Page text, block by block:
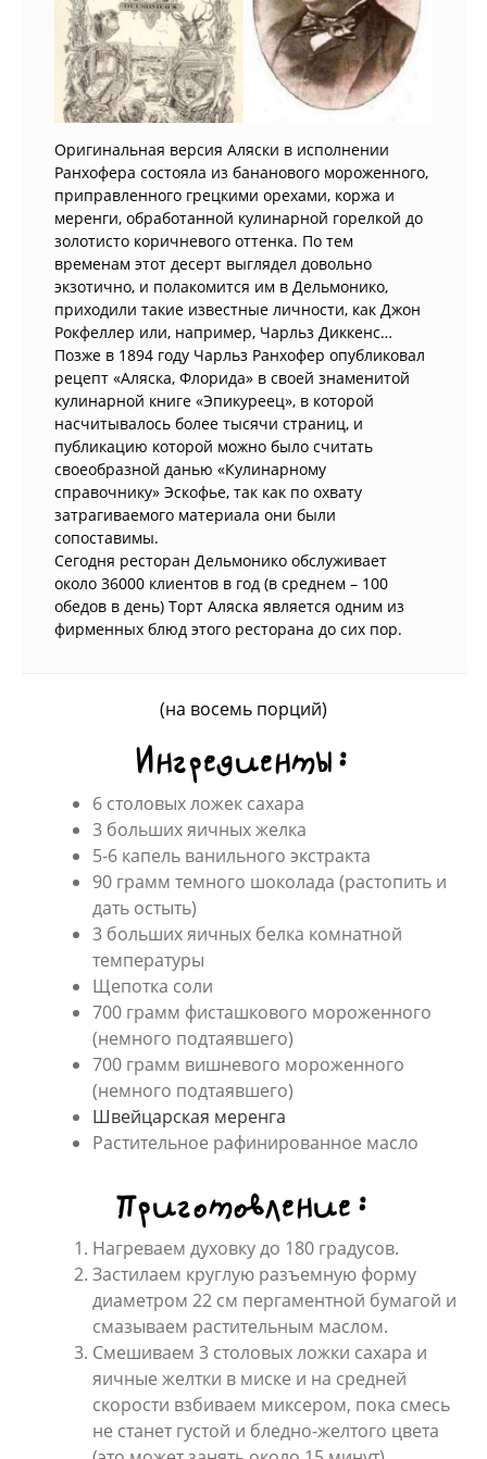
Оригинальная версия Аляски в исполнении
Ранхофера состояла из бананового мороженного,
приправленного грецкими орехами, коржа и
меренги, обработанной кулинарной горелкой до
золотисто коричневого оттенка. По тем
временам этот десерт выглядел довольно
экзотично, и полакомится им в Дельмонико,
приходили такие известные личности, как Джон
Рокфеллер или, например, Чарльз Диккенс…
Позже в 1894 году Чарльз Ранхофер опубликовал
рецепт «Аляска, Флорида» в своей знаменитой
кулинарной книге «Эпикуреец», в которой
насчитывалось более тысячи страниц, и
публикацию которой можно было считать
своеобразной данью «Кулинарному
справочнику» Эскофье, так как по охвату
затрагиваемого материала они были
сопоставимы.
Сегодня ресторан Дельмонико обслуживает
около 36000 клиентов в год (в среднем – 100
обедов в день) Торт Аляска является одним из
фирменных блюд этого ресторана до сих пор.
(на восемь порций)
Ингредиенты:
6 столовых ложек сахара
3 больших яичных желка
5-6 капель ванильного экстракта
90 грамм темного шоколада (растопить и
дать остыть)
3 больших яичных белка комнатной
температуры
Щепотка соли
700 грамм фисташкового мороженного
(немного подтаявшего)
700 грамм вишневого мороженного
(немного подтаявшего)
Швейцарская меренга
Растительное рафинированное масло
Приготовление:
Нагреваем духовку до 180 градусов.
Застилаем круглую разъемную форму
диаметром 22 см пергаментной бумагой и
смазываем растительным маслом.
Смешиваем 3 столовых ложки сахара и
яичные желтки в миске и на средней
скорости взбиваем миксером, пока смесь
не станет густой и бледно-желтого цвета